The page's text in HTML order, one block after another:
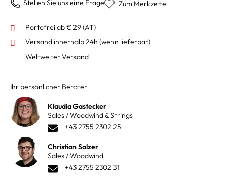
Stellen Sie uns eine Frage Zum Merkzettel
Portofrei ab € 29 (AT)
Versand innerhalb 24h (wenn lieferbar)
Weltweiter Versand
Ihr persönlicher Berater
Klaudia Gastecker
Sales / Woodwind & Strings
+43 2755 2302 25
Christian Salzer
Sales / Woodwind
+43 2755 2302 31